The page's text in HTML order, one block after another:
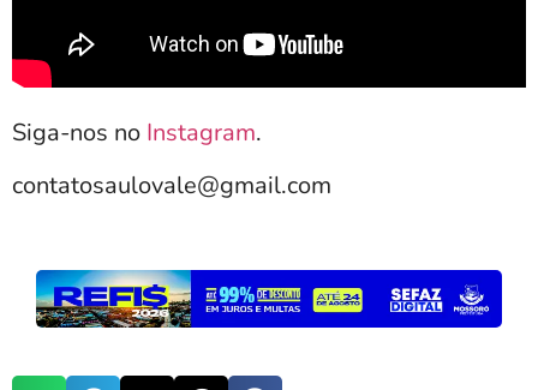
Siga-nos no Instagram.
contatosaulovale@gmail.com